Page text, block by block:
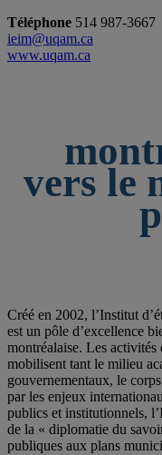
Téléphone 514 987-3667
ieim@uqam.ca
www.uqam.ca
vers le
Créé en 2002, l’Institut
est un pôle d’excellence
montréalaise. Les activités
mobilisent tant le milieu
gouvernementaux, le
par les enjeux
publics et institutionnels,
de la « diplomatie du
publiques aux plans